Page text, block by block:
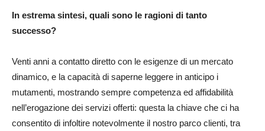
In estrema sintesi, quali sono le ragioni di tanto
successo?
Venti anni a contatto diretto con le esigenze di un mercato
dinamico, e la capacità di saperne leggere in anticipo i
mutamenti, mostrando sempre competenza ed affidabilità
nell’erogazione dei servizi offerti: questa la chiave che ci ha
consentito di infoltire notevolmente il nostro parco clienti, tra